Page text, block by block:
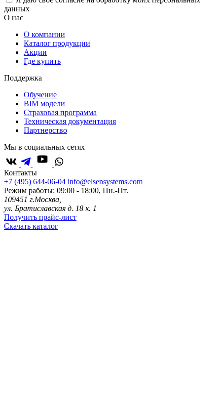
данных
О нас
О компании
Каталог продукции
Акции
Где купить
Поддержка
Обучение
BIM модели
Страховая программа
Техническая документация
Партнерство
Мы в социальных сетях
Контакты
+7 (495) 644-06-04 info@elsensystems.com
Режим работы: 09:00 - 18:00, Пн.-Пт.
109451 г.Москва,
ул. Братиславская д. 18 к. 1
Получить прайс-лист
Скачать каталог